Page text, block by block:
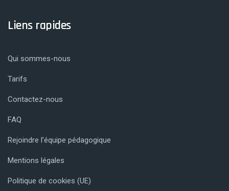
Liens rapides
Qui sommes-nous
Tarifs
Contactez-nous
FAQ
Rejoindre l’équipe pédagogique
Mentions légales
Politique de cookies (UE)